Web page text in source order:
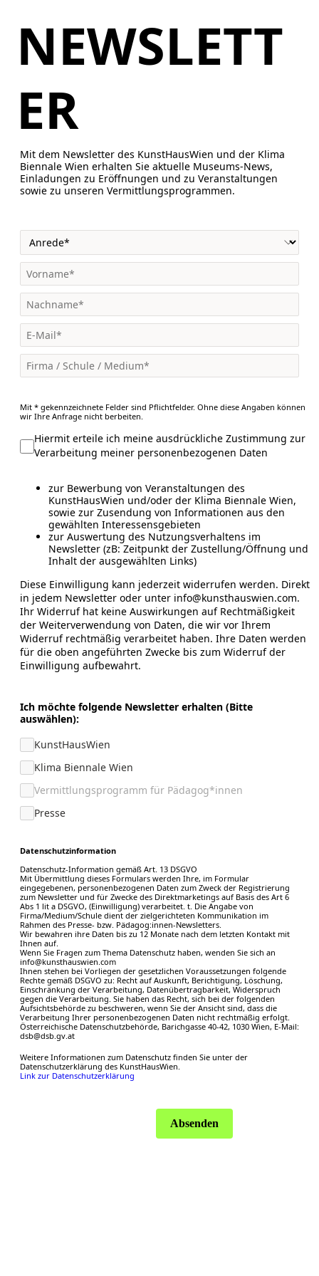
NEWSLETT
ER
Mit dem Newsletter des KunstHausWien und der Klima
Biennale Wien erhalten Sie aktuelle Museums-News,
Einladungen zu Eröffnungen und zu Veranstaltungen
sowie zu unseren Vermittlungsprogrammen.
Mit * gekennzeichnete Felder sind Pflichtfelder. Ohne diese Angaben können
wir Ihre Anfrage nicht berbeiten.
Hiermit erteile ich meine ausdrückliche Zustimmung zur
Verarbeitung meiner personenbezogenen Daten
zur Bewerbung von Veranstaltungen des
KunstHausWien und/oder der Klima Biennale Wien,
sowie zur Zusendung von Informationen aus den
gewählten Interessensgebieten
zur Auswertung des Nutzungsverhaltens im
Newsletter (zB: Zeitpunkt der Zustellung/Öffnung und
Inhalt der ausgewählten Links)
Diese Einwilligung kann jederzeit widerrufen werden. Direkt
in jedem Newsletter oder unter info@kunsthauswien.com.
Ihr Widerruf hat keine Auswirkungen auf Rechtmäßigkeit
der Weiterverwendung von Daten, die wir vor Ihrem
Widerruf rechtmäßig verarbeitet haben. Ihre Daten werden
für die oben angeführten Zwecke bis zum Widerruf der
Einwilligung aufbewahrt.
Ich möchte folgende Newsletter erhalten (Bitte
auswählen):
KunstHausWien
Klima Biennale Wien
Vermittlungsprogramm für Pädagog*innen
Presse
Datenschutzinformation
Datenschutz-Information gemäß Art. 13 DSGVO
Mit Übermittlung dieses Formulars werden Ihre, im Formular
eingegebenen, personenbezogenen Daten zum Zweck der Registrierung
zum Newsletter und für Zwecke des Direktmarketings auf Basis des Art 6
Abs 1 lit a DSGVO, (Einwilligung) verarbeitet. t. Die Angabe von
Firma/Medium/Schule dient der zielgerichteten Kommunikation im
Rahmen des Presse- bzw. Pädagog:innen-Newsletters.
Wir bewahren ihre Daten bis zu 12 Monate nach dem letzten Kontakt mit
Ihnen auf.
Wenn Sie Fragen zum Thema Datenschutz haben, wenden Sie sich an
info@kunsthauswien.com
Ihnen stehen bei Vorliegen der gesetzlichen Voraussetzungen folgende
Rechte gemäß DSGVO zu: Recht auf Auskunft, Berichtigung, Löschung,
Einschränkung der Verarbeitung, Datenübertragbarkeit, Widerspruch
gegen die Verarbeitung. Sie haben das Recht, sich bei der folgenden
Aufsichtsbehörde zu beschweren, wenn Sie der Ansicht sind, dass die
Verarbeitung Ihrer personenbezogenen Daten nicht rechtmäßig erfolgt.
Österreichische Datenschutzbehörde, Barichgasse 40-42, 1030 Wien, E-Mail:
dsb@dsb.gv.at
Weitere Informationen zum Datenschutz finden Sie unter der
Datenschutzerklärung des KunstHausWien.
Link zur Datenschutzerklärung
Absenden